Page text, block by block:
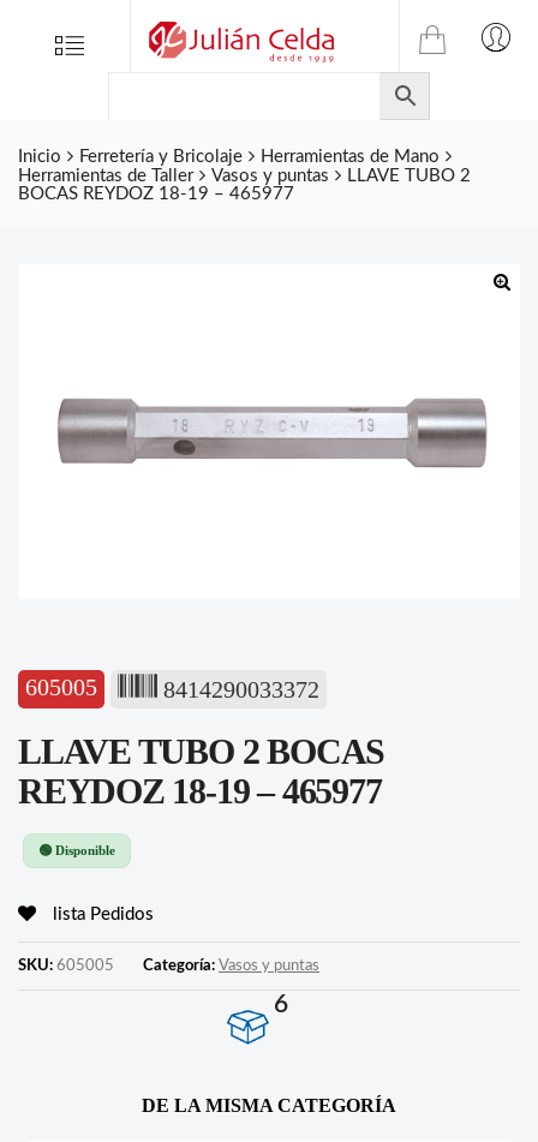
Menu
TIENDA
ONLINE
DE
JULIAN
CELDA
Inicio Ferretería y Bricolaje
Herramientas de Mano
Herramientas de Taller
Vasos y puntas
LLAVE TUBO 2
BOCAS REYDOZ 18-19 – 465977
605005 8414290033372
LLAVE TUBO 2 BOCAS
REYDOZ 18-19 – 465977
🟢 Disponible
lista Pedidos
SKU: 605005 Categoría: Vasos y puntas
6
DE LA MISMA CATEGORÍA
Folletos
Contacto